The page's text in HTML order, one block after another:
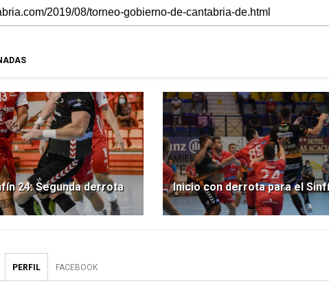
24: Segunda derrota Inicio con derrota para el
PERFIL FACEBOOK